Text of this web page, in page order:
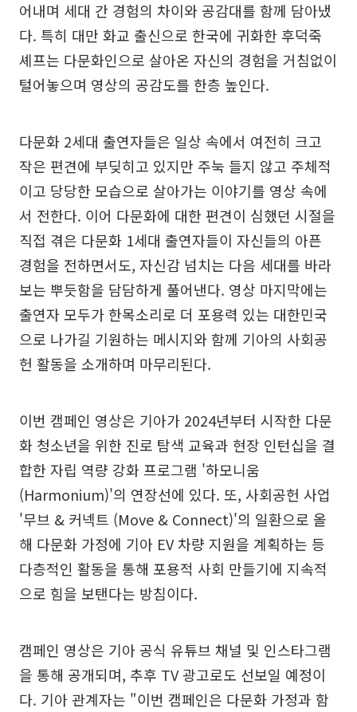
어내며 세대 간 경험의 차이와 공감대를 함께 담아냈
다. 특히 대만 화교 출신으로 한국에 귀화한 후덕죽
셰프는 다문화인으로 살아온 자신의 경험을 거침없이
털어놓으며 영상의 공감도를 한층 높인다.
다문화 2세대 출연자들은 일상 속에서 여전히 크고
작은 편견에 부딪히고 있지만 주눅 들지 않고 주체적
이고 당당한 모습으로 살아가는 이야기를 영상 속에
서 전한다. 이어 다문화에 대한 편견이 심했던 시절을
직접 겪은 다문화 1세대 출연자들이 자신들의 아픈
경험을 전하면서도, 자신감 넘치는 다음 세대를 바라
보는 뿌듯함을 담담하게 풀어낸다. 영상 마지막에는
출연자 모두가 한목소리로 더 포용력 있는 대한민국
으로 나가길 기원하는 메시지와 함께 기아의 사회공
헌 활동을 소개하며 마무리된다.
이번 캠페인 영상은 기아가 2024년부터 시작한 다문
화 청소년을 위한 진로 탐색 교육과 현장 인턴십을 결
합한 자립 역량 강화 프로그램 '하모니움
(Harmonium)'의 연장선에 있다. 또, 사회공헌 사업
'무브 & 커넥트 (Move & Connect)'의 일환으로 올
해 다문화 가정에 기아 EV 차량 지원을 계획하는 등
다층적인 활동을 통해 포용적 사회 만들기에 지속적
으로 힘을 보탠다는 방침이다.
캠페인 영상은 기아 공식 유튜브 채널 및 인스타그램
을 통해 공개되며, 추후 TV 광고로도 선보일 예정이
다. 기아 관계자는 "이번 캠페인은 다문화 가정과 함